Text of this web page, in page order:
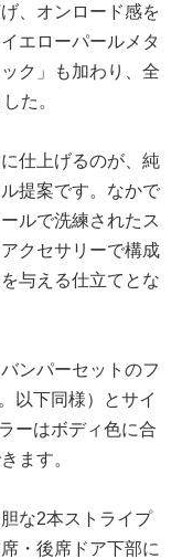
、オンロード感を
エローパールメタ
ク」も加わり、全
た。
仕上げるのが、純
提案です。なかで
ルで洗練されたス
クセサリーで構成
与える仕立てとな
ンパーセットのフ
以下同様）とサイ
ーはボディ色に合
ます。
な2本ストライプ
・後席ドア下部に